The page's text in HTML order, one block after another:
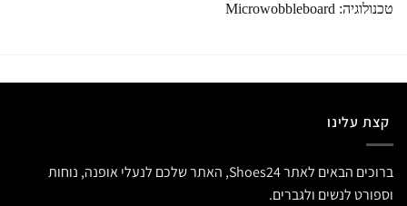
טכנולוגיה: Microwobbleboard
קצת עלינו
ברוכים הבאים לאתר Shoes24, האתר שלכם לנעלי אופנה, נוחות
וספורט לנשים ולגברים.